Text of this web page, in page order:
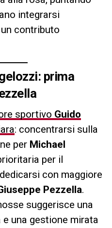
integrarsi
contributo
prima
sportivo Guido
: concentrarsi sulla
per Michael
per il
con maggiore
Pezzella.
suggerisce una
una gestione mirata